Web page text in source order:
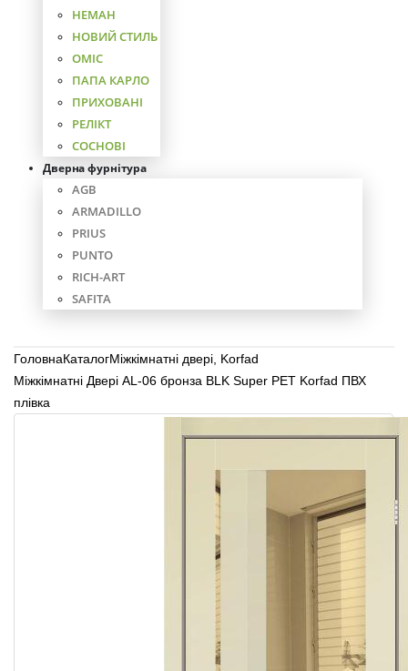
НЕМАН
НОВИЙ СТИЛЬ
ОМІС
ПАПА КАРЛО
ПРИХОВАНІ
РЕЛІКТ
СОСНОВІ
Дверна фурнітура
AGB
ARMADILLO
PRIUS
PUNTO
RICH-ART
SAFITA
ГоловнаКаталогМіжкімнатні двері Korfad
Міжкімнатні Двері AL-06 бронза BLK Super PET Korfad ПВХ
плівка